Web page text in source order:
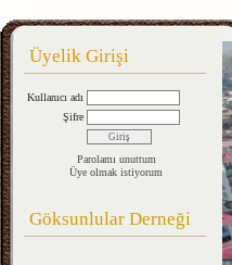
Üyelik Girişi
Kullanıcı adı
Şifre
Parolamı unuttum
Üye olmak istiyorum
Göksunlular Derneği